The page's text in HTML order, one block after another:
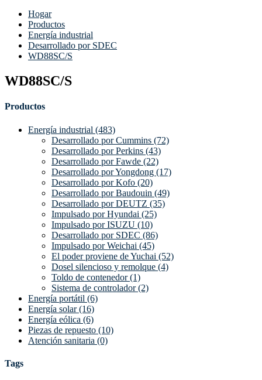
Hogar
Productos
Energía industrial
Desarrollado por SDEC
WD88SC/S
WD88SC/S
Productos
Energía industrial (483)
Desarrollado por Cummins (72)
Desarrollado por Perkins (43)
Desarrollado por Fawde (22)
Desarrollado por Yongdong (17)
Desarrollado por Kofo (20)
Desarrollado por Baudouin (49)
Desarrollado por DEUTZ (35)
Impulsado por Hyundai (25)
Impulsado por ISUZU (10)
Desarrollado por SDEC (86)
Impulsado por Weichai (45)
El poder proviene de Yuchai (52)
Dosel silencioso y remolque (4)
Toldo de contenedor (1)
Sistema de controlador (2)
Energía portátil (6)
Energía solar (16)
Energía eólica (6)
Piezas de repuesto (10)
Atención sanitaria (0)
Tags